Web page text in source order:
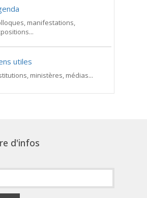
manifestations,
utiles
ministères, médias...
d'infos